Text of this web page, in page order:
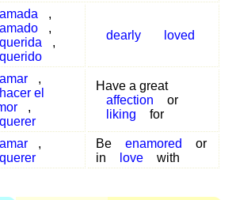
amada
,
amado
,
querida
,
querido
dearly loved
amar
,
hacer el
,
querer
Have a great
affection
or
liking
for
amar
,
querer
Be enamored
or
in
love with